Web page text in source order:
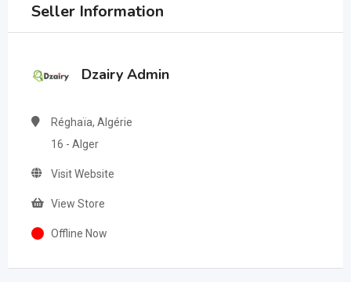
Seller Information
Dzairy Admin
Réghaïa, Algérie
16 - Alger
Visit Website
View Store
Offline Now